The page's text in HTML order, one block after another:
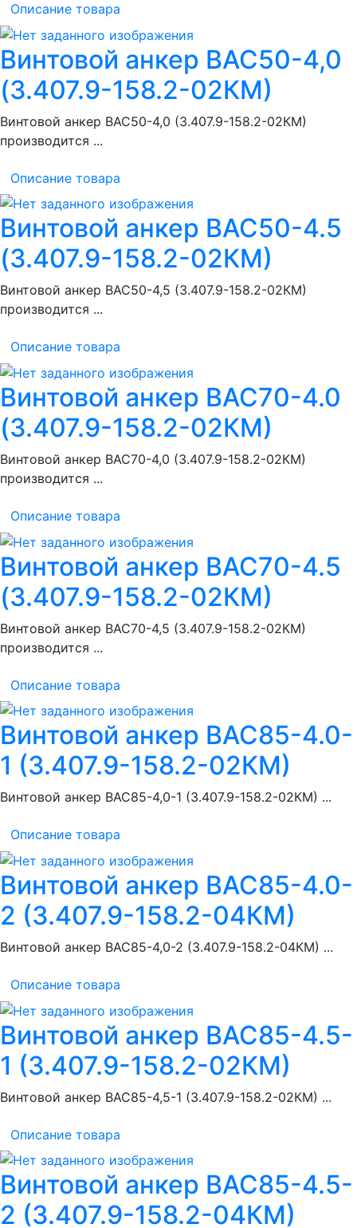
Описание товара
Винтовой анкер ВАС50-4,0
(3.407.9-158.2-02КМ)
Винтовой анкер ВАС50-4,0 (3.407.9-158.2-02КМ)
производится ...
Описание товара
Винтовой анкер ВАС50-4.5
(3.407.9-158.2-02КМ)
Винтовой анкер ВАС50-4,5 (3.407.9-158.2-02КМ)
производится ...
Описание товара
Винтовой анкер ВАС70-4.0
(3.407.9-158.2-02КМ)
Винтовой анкер ВАС70-4,0 (3.407.9-158.2-02КМ)
производится ...
Описание товара
Винтовой анкер ВАС70-4.5
(3.407.9-158.2-02КМ)
Винтовой анкер ВАС70-4,5 (3.407.9-158.2-02КМ)
производится ...
Описание товара
Винтовой анкер ВАС85-4.0-
1 (3.407.9-158.2-02КМ)
Винтовой анкер ВАС85-4,0-1 (3.407.9-158.2-02КМ) ...
Описание товара
Винтовой анкер ВАС85-4.0-
2 (3.407.9-158.2-04КМ)
Винтовой анкер ВАС85-4,0-2 (3.407.9-158.2-04КМ) ...
Описание товара
Винтовой анкер ВАС85-4.5-
1 (3.407.9-158.2-02КМ)
Винтовой анкер ВАС85-4,5-1 (3.407.9-158.2-02КМ) ...
Описание товара
Винтовой анкер ВАС85-4.5-
2 (3.407.9-158.2-04КМ)